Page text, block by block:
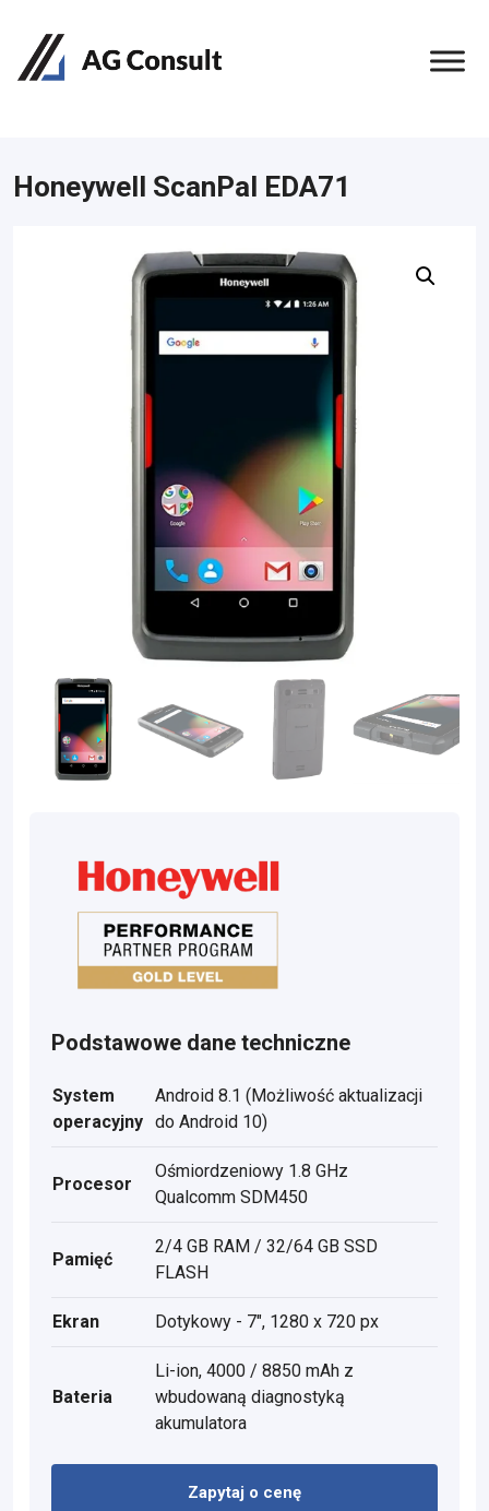
Honeywell ScanPal EDA71
Podstawowe dane techniczne
System
operacyjny
Android 8.1 (Możliwość aktualizacji
do Android 10)
Procesor
Ośmiordzeniowy 1.8 GHz
Qualcomm SDM450
Pamięć
2/4 GB RAM / 32/64 GB SSD
FLASH
Ekran Dotykowy - 7", 1280 x 720 px
Bateria
Li-ion, 4000 / 8850 mAh z
wbudowaną diagnostyką
akumulatora
Zapytaj o cenę